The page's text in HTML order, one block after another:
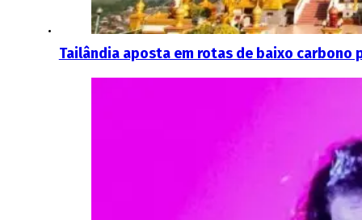
Tailândia aposta em rotas de baixo carbono